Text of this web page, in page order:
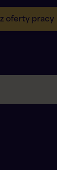
oferty pracy